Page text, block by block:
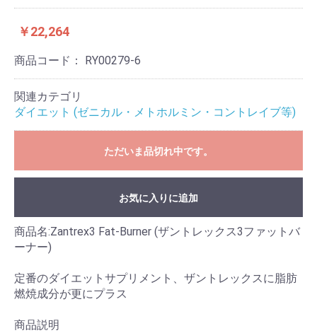
￥22,264
商品コード： RY00279-6
関連カテゴリ
ダイエット (ゼニカル・メトホルミン・コントレイブ等)
ただいま品切れ中です。
お気に入りに追加
商品名:Zantrex3 Fat-Burner (ザントレックス3ファットバ
ーナー)
定番のダイエットサプリメント、ザントレックスに脂肪
燃焼成分が更にプラス
商品説明